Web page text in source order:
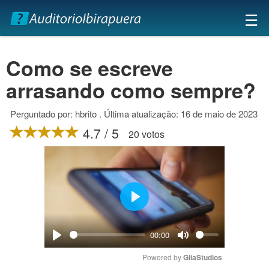
×
☰
Como se escreve
arrasando como sempre?
Perguntado por: hbrito . Última atualização: 16 de maio de 2023
4.7 / 5 20 votos
Play
00:00
Mute
Play
Powered by GliaStudios